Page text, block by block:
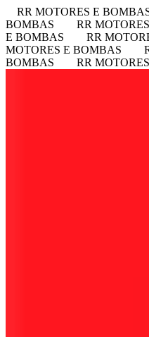
RR MOTORES E
BOMBAS
RR
E BOMBAS
RR
MOTORES E BOMBAS
BOMBAS
RR